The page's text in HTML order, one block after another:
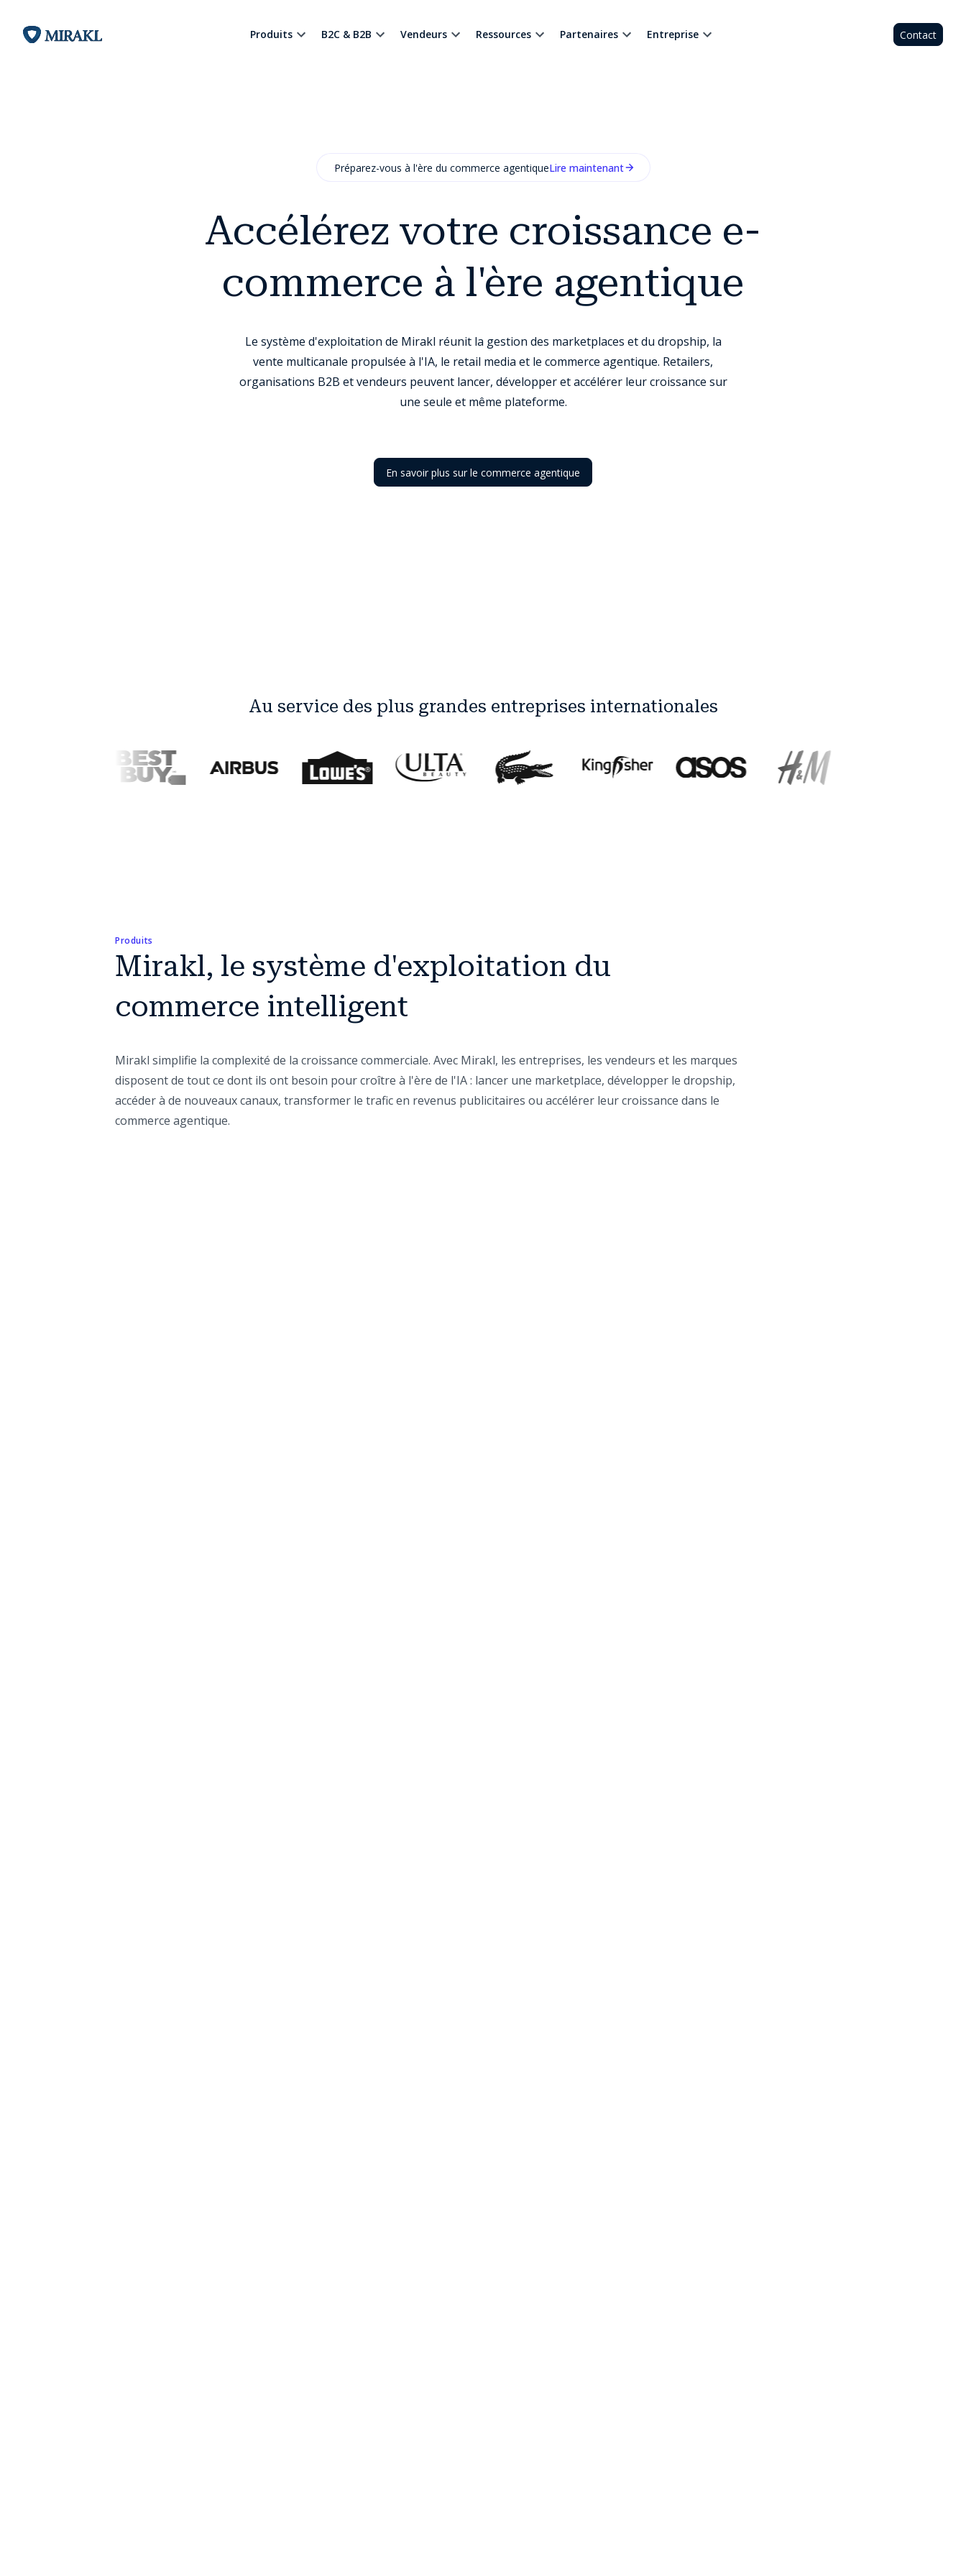
Produits B2C & B2B Vendeurs Ressources Partenaires Entreprise Contact
Préparez-vous à l'ère du commerce agentiqueLire maintenant
Accélérez votre croissance e-
commerce à l'ère agentique
Le système d'exploitation de Mirakl réunit la gestion des marketplaces et du dropship, la
vente multicanale propulsée à l'IA, le retail media et le commerce agentique. Retailers,
organisations B2B et vendeurs peuvent lancer, développer et accélérer leur croissance sur
une seule et même plateforme.
En savoir plus sur le commerce agentique
Au service des plus grandes entreprises internationales
Produits
Mirakl, le système d'exploitation du
commerce intelligent
Mirakl simplifie la complexité de la croissance commerciale. Avec Mirakl, les entreprises, les vendeurs et les marques
disposent de tout ce dont ils ont besoin pour croître à l'ère de l'IA : lancer une marketplace, développer le dropship,
accéder à de nouveaux canaux, transformer le trafic en revenus publicitaires ou accélérer leur croissance dans le
commerce agentique.